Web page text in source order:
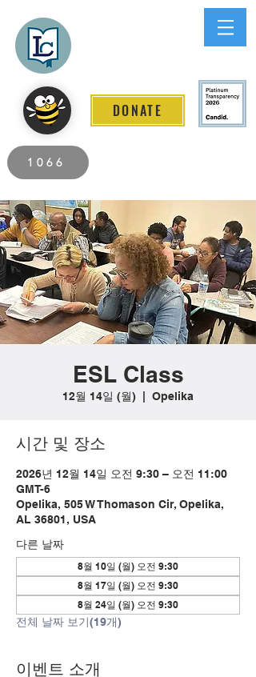
DONATE
1066
ESL Class
12월 14일 (월) Opelika
시간 및 장소
2026년 12월 14일 오전 9:30 – 오전 11:00
GMT-6
Opelika, 505 W Thomason Cir, Opelika,
AL 36801, USA
다른 날짜
8월 10일 (월) 오전 9:30
8월 17일 (월) 오전 9:30
8월 24일 (월) 오전 9:30
전체 날짜 보기(19개)
이벤트 소개